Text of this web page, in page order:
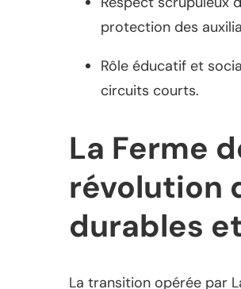
protection des
Rôle éducatif et
circuits courts.
La Ferme
révolution
durables
La transition opérée par